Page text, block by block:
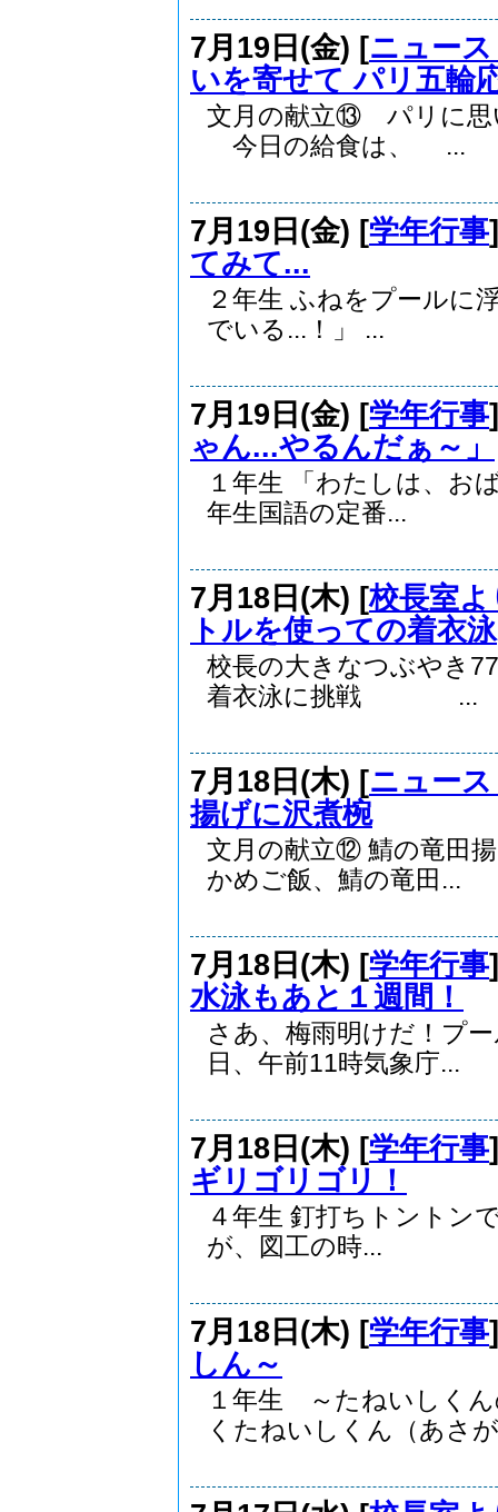
7月19日(金) [ニュー
いを寄せて パリ五輪
文月の献立⑬ パリに
今日の給食は、 ...
7月19日(金) [学年行事
てみて...
２年生 ふねをプールに
でいる...！」 ...
7月19日(金) [学年行事
ゃん...やるんだぁ～」
１年生 「わたしは
年生国語の定番...
7月18日(木) [校長室よ
トルを使っての着衣泳
校長の大きなつぶやき
着衣泳に挑戦 ...
7月18日(木) [ニュー
揚げに沢煮椀
文月の献立⑫ 鯖の竜
かめご飯、鯖の竜田...
7月18日(木) [学年行事
水泳もあと１週間！
さあ、梅雨明けだ！
日、午前11時気象庁...
7月18日(木) [学年行事
ギリゴリゴリ！
４年生 釘打ちトン
が、図工の時...
7月18日(木) [学年行事
しん～
１年生 ～たねいしく
くたねいしくん（あさ